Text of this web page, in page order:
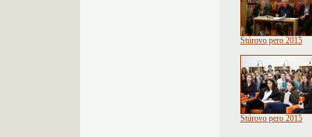
Štúrovo pero 2015
Štúrovo pero 2015